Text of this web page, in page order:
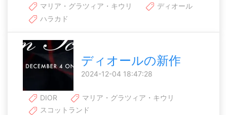
マリア・グラツィア・キウリ
ディオール
ハラカド
ディオールの新作
2024-12-04 18:47:28
DIOR
マリア・グラツィア・キウリ
スコットランド